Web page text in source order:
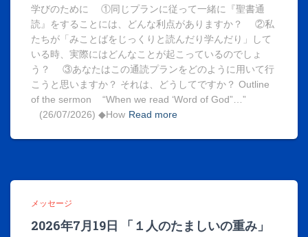
学びのために ①同じプランに従って一緒に『聖書通
読』をすることには、どんな利点がありますか？ ②私
たちが「みことばをじっくりと読んだり学んだり」して
いる時、実際にはどんなことが起こっているのでしょ
う？ ③あなたはこの通読プランをどのように用いて行
こうと思いますか？ それは、どうしてですか？ Outline
of the sermon “When we read ‘Word of God”…”
(26/07/2026) ◆How Read more
メッセージ
2026年7月19日 「１人のたましいの重み」